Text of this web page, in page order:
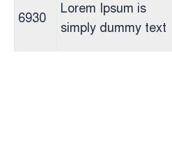
6930
Lorem Ipsum is
simply dummy text